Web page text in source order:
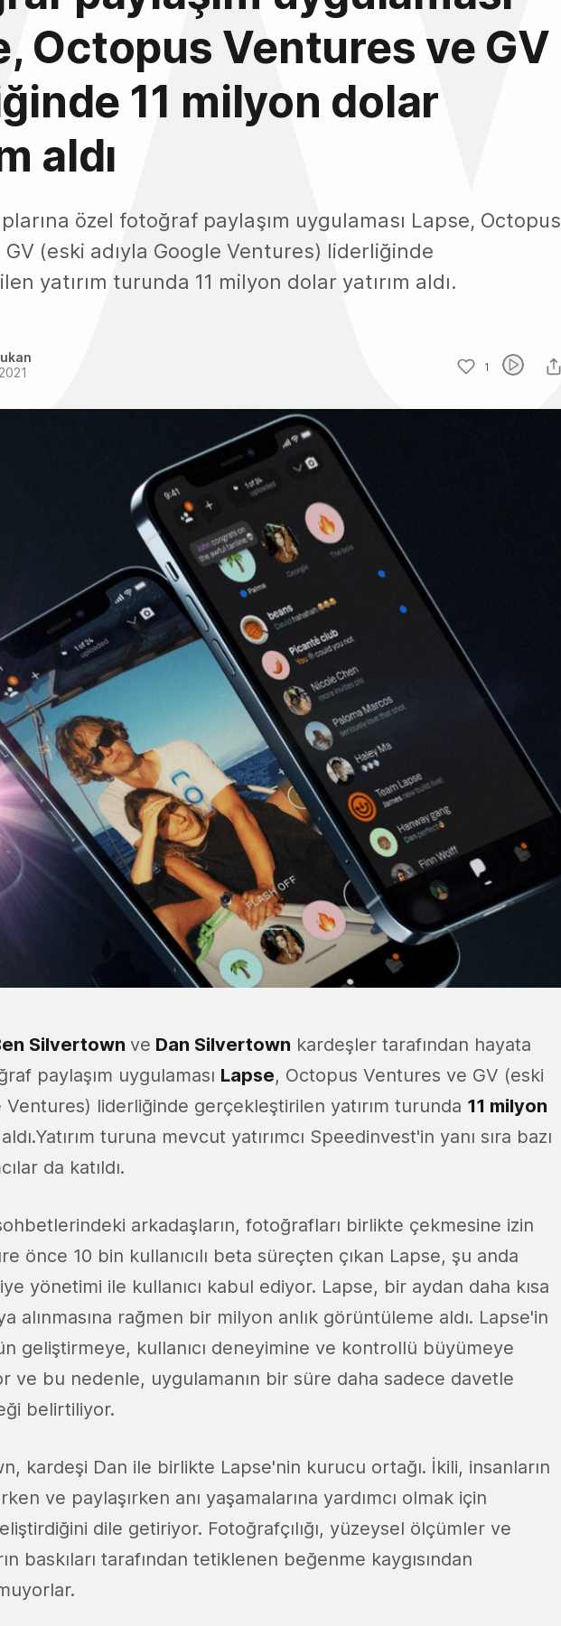
Octopus Ventures ve GV
11 milyon dolar
aldı
özel fotoğraf paylaşım uygulaması Lapse, Octopus
(eski adıyla Google Ventures) liderliğinde
yatırım turunda 11 milyon dolar yatırım aldı.
1
Silvertown ve Dan Silvertown kardeşler tarafından hayata
paylaşım uygulaması Lapse, Octopus Ventures ve GV (eski
Ventures) liderliğinde gerçekleştirilen yatırım turunda 11 milyon
aldı.Yatırım turuna mevcut yatırımcı Speedinvest'in yanı sıra bazı
da katıldı.
arkadaşların, fotoğrafları birlikte çekmesine izin
önce 10 bin kullanıcılı beta süreçten çıkan Lapse, şu anda
yönetimi ile kullanıcı kabul ediyor. Lapse, bir aydan daha kısa
alınmasına rağmen bir milyon anlık görüntüleme aldı. Lapse'in
geliştirmeye, kullanıcı deneyimine ve kontrollü büyümeye
ve bu nedenle, uygulamanın bir süre daha sadece davetle
belirtiliyor.
kardeşi Dan ile birlikte Lapse'nin kurucu ortağı. İkili, insanların
ve paylaşırken anı yaşamalarına yardımcı olmak için
dile getiriyor. Fotoğrafçılığı, yüzeysel ölçümler ve
baskıları tarafından tetiklenen beğenme kaygısından